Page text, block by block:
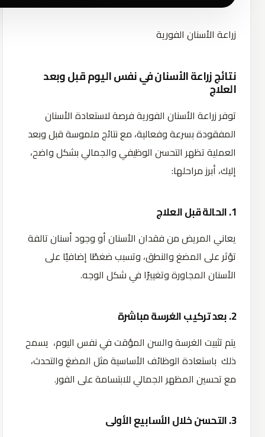
زراعة الأسنان الفورية
نتائج زراعة الأسنان في نفس اليوم قبل وبعد
العلاج
توفر زراعة الأسنان الفورية فرصة لاستعادة الأسنان
المفقودة بسرعة وفعالية، مع نتائج ملموسة قبل وبعد
العملية تظهر التحسن الوظيفي والجمالي بشكل واضح،
إليك، أبرز مراحلها:
1. الحالة قبل العلاج
يعاني المريض من فقدان الأسنان أو وجود أسنان تالفة
تؤثر على المضغ والنطق، وتسبب ضغطًا إضافيًا على
الأسنان المجاورة وتغييرًا في شكل الوجه.
2. بعد تركيب الغرسة مباشرة
يتم تثبيت الغرسة والسن المؤقت في نفس اليوم، يسمح
ذلك باستعادة الوظائف الأساسية مثل المضغ والتحدث،
مع تحسين المظهر الجمالي للابتسامة على الفور.
3. التحسن خلال الأسابيع الأولى